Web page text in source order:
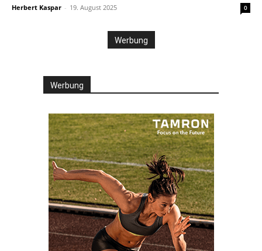
Herbert Kaspar - 19. August 2025 0
Werbung
Werbung